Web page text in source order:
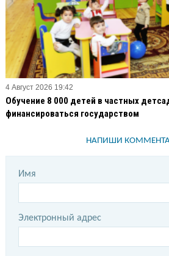
4 Август 2026 19:42
Обучение 8 000 детей в частных
финансироваться государством
НАПИШИ
Имя
Электронный адрес